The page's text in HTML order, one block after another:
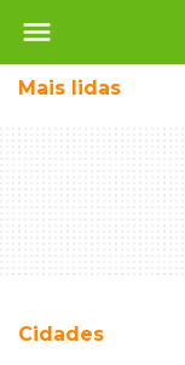
menu
Mais lidas
Cidades